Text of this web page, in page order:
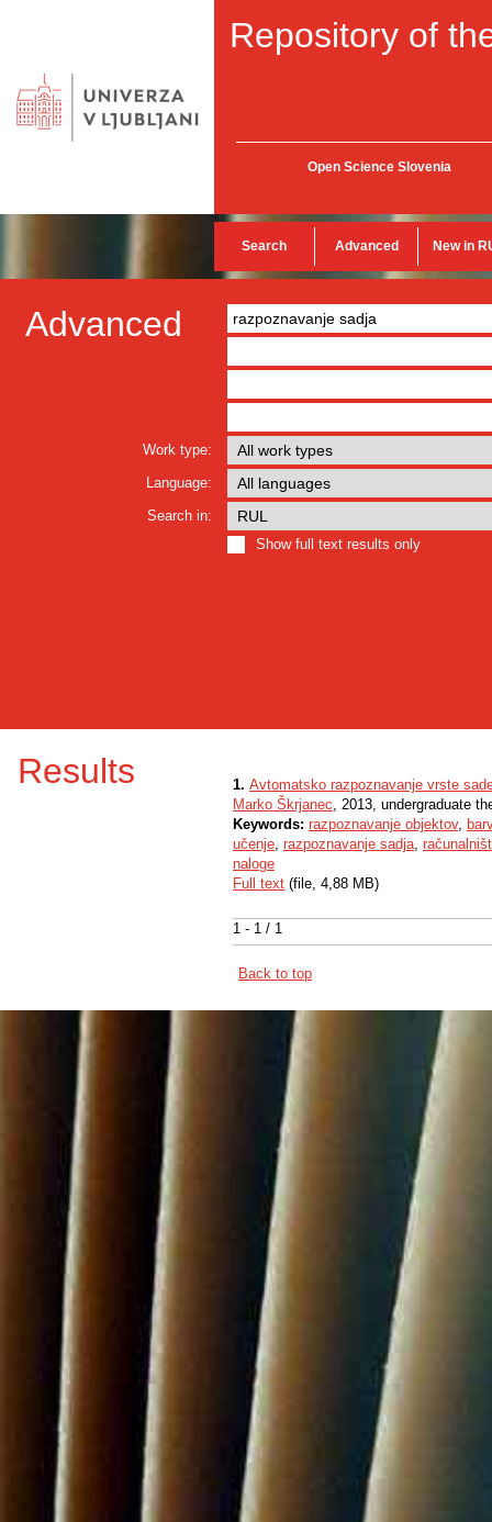
Repository of
Open Science Slovenia
Search Advanced New in
Advanced
Work type:
Language:
Search in:
Show full text results only
Results
1 - 1 / 1
1. Avtomatsko razpoznavanje vrste
Marko Škrjanec, 2013, undergraduate
Keywords: razpoznavanje objektov,
učenje, razpoznavanje sadja,
naloge
Full text (file, 4,88 MB)
Back to top